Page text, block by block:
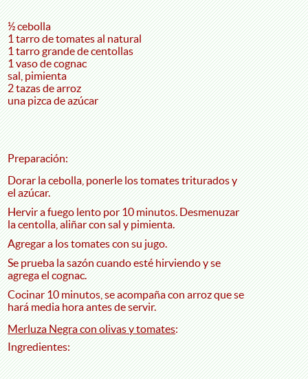
½ cebolla
1 tarro de tomates al natural
1 tarro grande de centollas
1 vaso de cognac
sal, pimienta
2 tazas de arroz
una pizca de azúcar
Preparación:
Dorar la cebolla, ponerle los tomates triturados y
el azúcar.
Hervir a fuego lento por 10 minutos. Desmenuzar
la centolla, aliñar con sal y pimienta.
Agregar a los tomates con su jugo.
Se prueba la sazón cuando esté hirviendo y se
agrega el cognac.
Cocinar 10 minutos, se acompaña con arroz que se
hará media hora antes de servir.
Merluza Negra con olivas y tomates:
Ingredientes: